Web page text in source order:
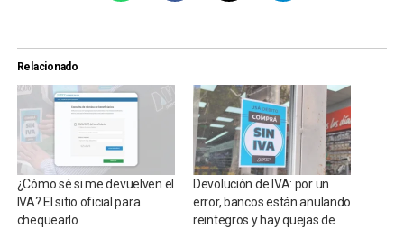
Relacionado
¿Cómo sé si me devuelven el
IVA? El sitio oficial para
chequearlo
Devolución de IVA: por un
error, bancos están anulando
reintegros y hay quejas de